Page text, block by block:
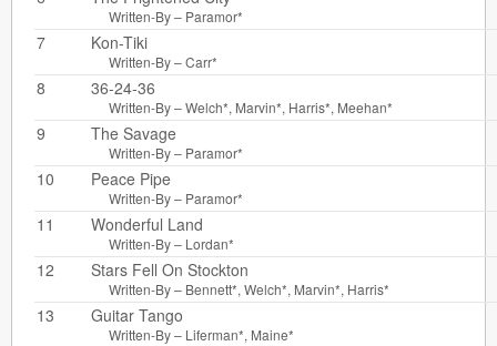
Written-By – Paramor*
7 Kon-Tiki
Written-By –Carr*
8 36-24-36
Written-By –Welch*, Marvin*, Harris*, Meehan*
9 The Savage
Written-By – Paramor*
10 Peace Pipe
Written-By – Paramor*
11 Wonderful Land
Written-By – Lordan*
12 Stars Fell On Stockton
Written-By – Bennett*, Welch*, Marvin*, Harris*
13 Guitar Tango
Written-By – Liferman*, Maine*